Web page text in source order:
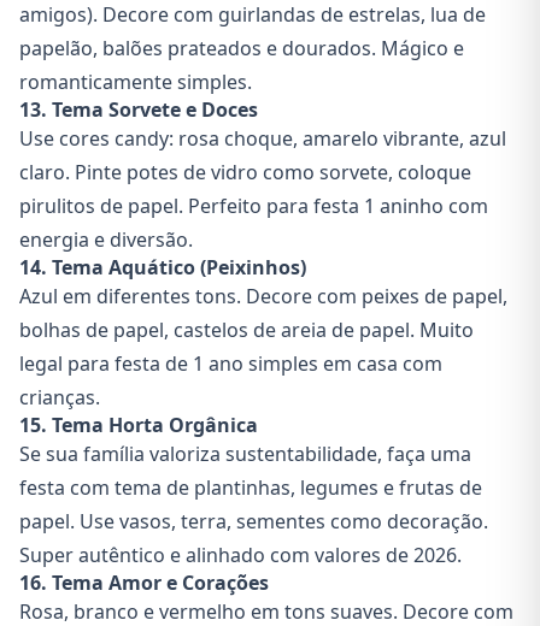
amigos). Decore com guirlandas de estrelas, lua de
papelão, balões prateados e dourados. Mágico e
romanticamente simples.
13. Tema Sorvete e Doces
Use cores candy: rosa choque, amarelo vibrante, azul
claro. Pinte potes de vidro como sorvete, coloque
pirulitos de papel. Perfeito para festa 1 aninho com
energia e diversão.
14. Tema Aquático (Peixinhos)
Azul em diferentes tons. Decore com peixes de papel,
bolhas de papel, castelos de areia de papel. Muito
legal para festa de 1 ano simples em casa com
crianças.
15. Tema Horta Orgânica
Se sua família valoriza sustentabilidade, faça uma
festa com tema de plantinhas, legumes e frutas de
papel. Use vasos, terra, sementes como decoração.
Super autêntico e alinhado com valores de 2026.
16. Tema Amor e Corações
Rosa, branco e vermelho em tons suaves. Decore com